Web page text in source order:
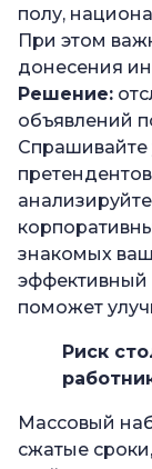
полу,
При этом
донесения
Решение:
объявлений
Спрашивайте
знакомых
эффективный
поможет
Риск
Массовый
сжатые